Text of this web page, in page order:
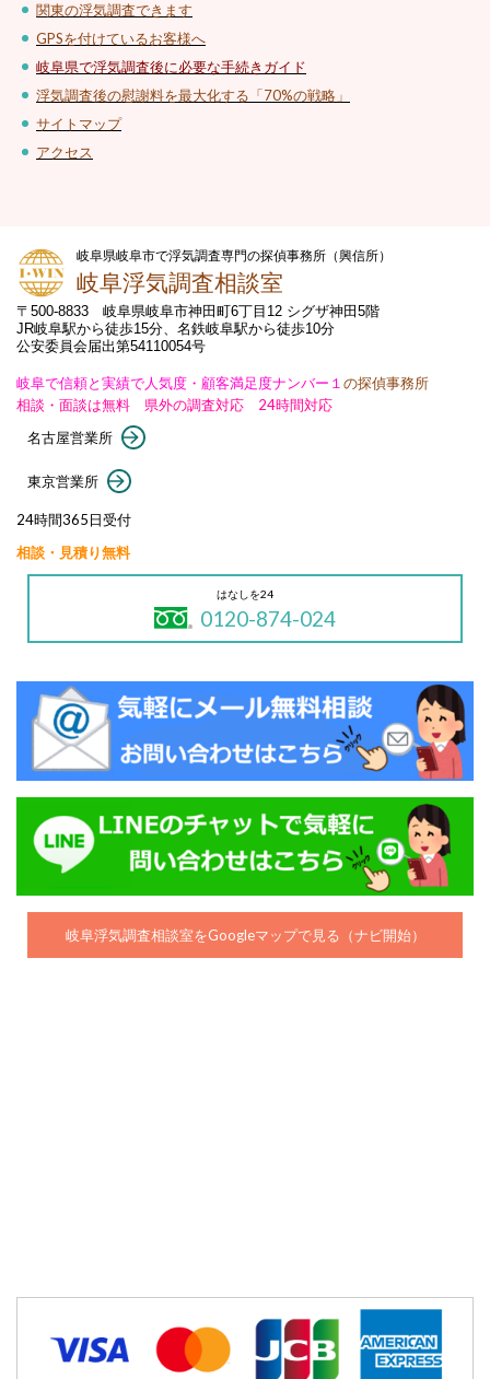
関東の浮気調査できます
GPSを付けているお客様へ
岐阜県で浮気調査後に必要な手続きガイド
浮気調査後の慰謝料を最大化する「70%の戦略」
サイトマップ
アクセス
岐阜県岐阜市で浮気調査専門の探偵事務所（興信所）
岐阜浮気調査相談室
〒500-8833 岐阜県岐阜市神田町6丁目12 シグザ神田5階
JR岐阜駅から徒歩15分、名鉄岐阜駅から徒歩10分
公安委員会届出第54110054号
岐阜で信頼と実績で人気度・顧客満足度ナンバー１の探偵事務所
相談・面談は無料 県外の調査対応 24時間対応
名古屋営業所
東京営業所
24時間365日受付
相談・見積り無料
はなしを24
0120-874-024
岐阜浮気調査相談室をGoogleマップで見る（ナビ開始）